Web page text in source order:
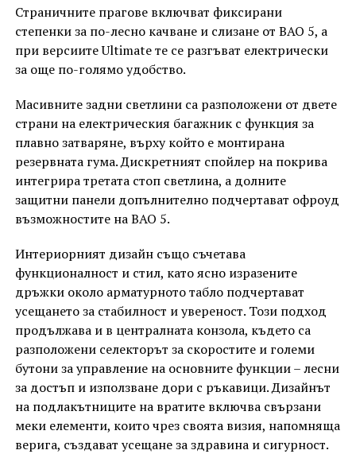
Страничните прагове включват фиксирани
степенки за по-лесно качване и слизане от BAO 5, а
при версиите Ultimate те се разгъват електрически
за още по-голямо удобство.
Масивните задни светлини са разположени от двете
страни на електрическия багажник с функция за
плавно затваряне, върху който е монтирана
резервната гума. Дискретният спойлер на покрива
интегрира третата стоп светлина, а долните
защитни панели допълнително подчертават офроуд
възможностите на BAO 5.
Интериорният дизайн също съчетава
функционалност и стил, като ясно изразените
дръжки около арматурното табло подчертават
усещането за стабилност и увереност. Този подход
продължава и в централната конзола, където са
разположени селекторът за скоростите и големи
бутони за управление на основните функции – лесни
за достъп и използване дори с ръкавици. Дизайнът
на подлакътниците на вратите включва свързани
меки елементи, които чрез своята визия, напомняща
верига, създават усещане за здравина и сигурност.